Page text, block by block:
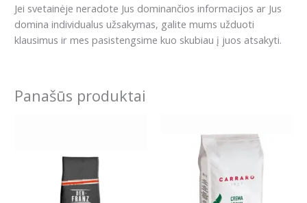
Jei svetainėje neradote Jus dominančios informacijos ar Jus
domina individualus užsakymas, galite mums užduoti
klausimus ir mes pasistengsime kuo skubiau į juos atsakyti.
Panašūs produktai